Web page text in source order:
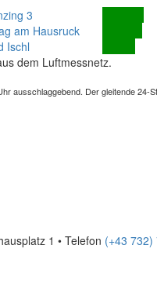
3
am Hausruck
Ischl
dem Luftmessnetz.
ausschlaggebend. Der gleitende 24-
1 • Telefon (+43 732)